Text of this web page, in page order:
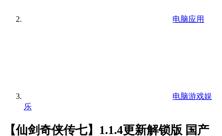
电脑应用
电脑游戏娱
乐
【仙剑奇侠传七】1.1.4更新解锁版 国产